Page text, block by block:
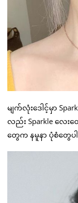
မျက်လုံးဒေါင့်မှာ
လည်း Sparkle လေ
တွေက နမူနာ ပုံစံတွေပါ